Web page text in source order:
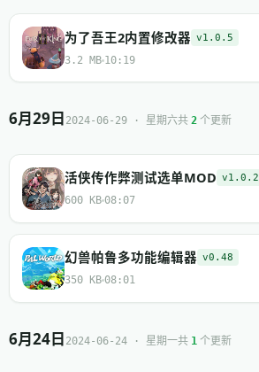
为了吾王2内置修改器 v1.0.5
3.2 MB 10:19
6月29日 2024-06-29 · 星期六共 2 个更新
活侠传作弊测试选单MOD v1.0.2
600 KB 08:07
幻兽帕鲁多功能编辑器 v0.48
350 KB 08:01
6月24日 2024-06-24 · 星期一共 1 个更新